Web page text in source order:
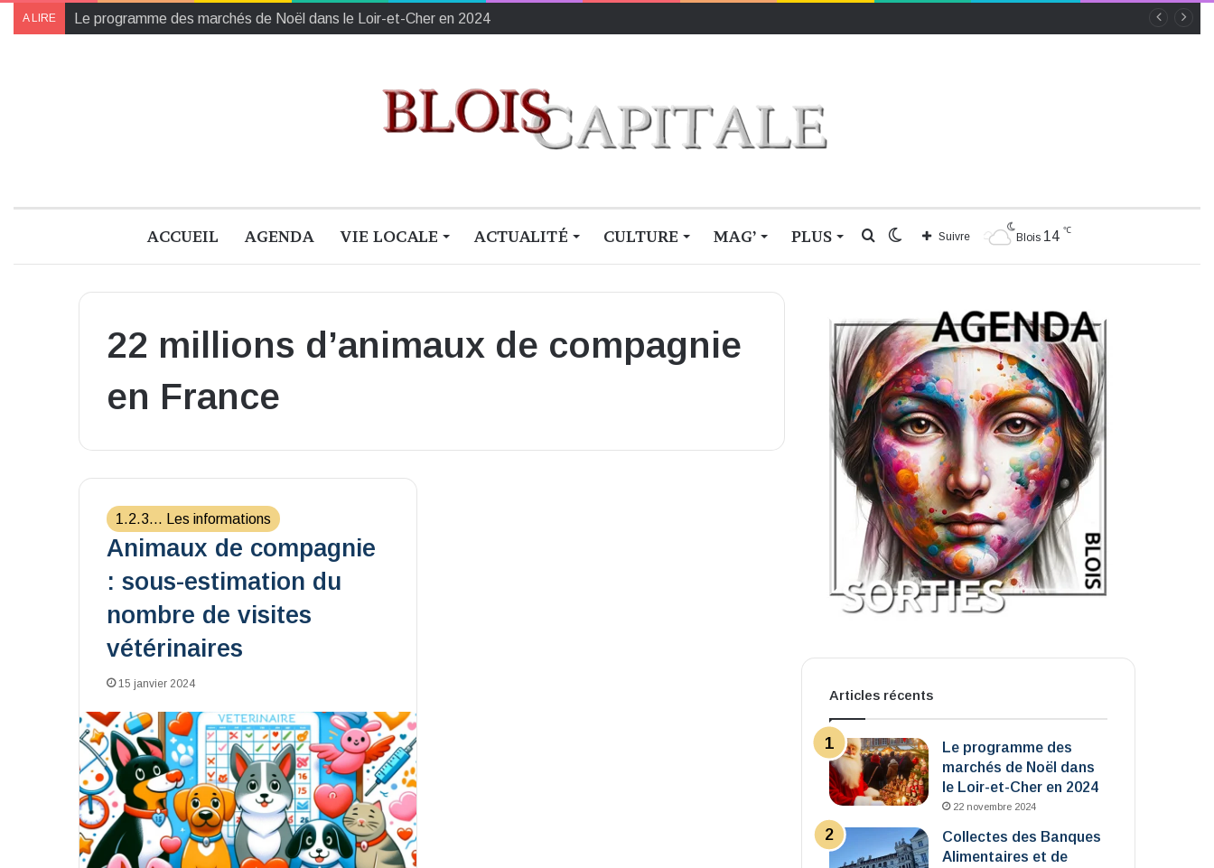
A LIRE Collectes des Banques Alimentaires et de l’Établissement français du sang
ACCUEIL AGENDA VIE LOCALE ACTUALITÉ CULTURE MAG’ PLUS Blois 14 ℃
Suivre
Switch
Rechercher
22 millions d’animaux de compagnie
en France
1.2.3... Les informations
Animaux de compagnie
: sous-estimation du
nombre de visites
vétérinaires
15 janvier 2024
Articles récents
Le programme des
marchés de Noël dans
le Loir-et-Cher en 2024
22 novembre 2024
Collectes des Banques
Alimentaires et de